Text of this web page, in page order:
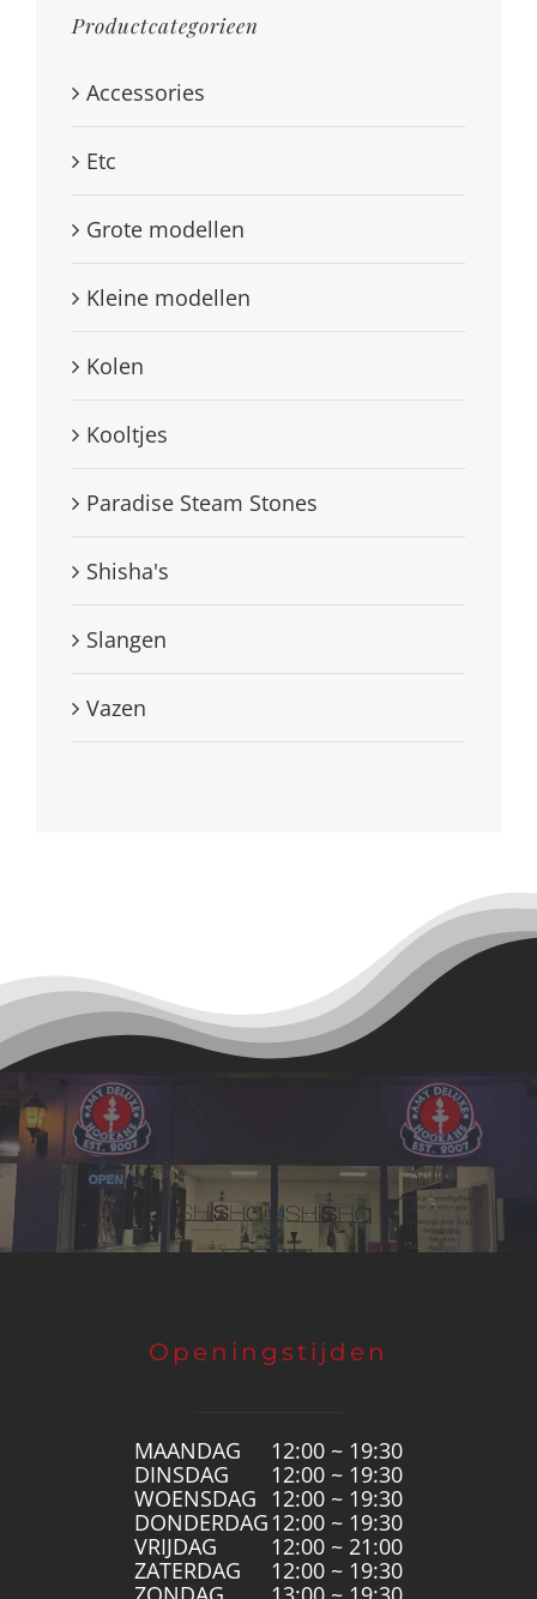
Productcategorieen
Accessories
Etc
Grote modellen
Kleine modellen
Kolen
Kooltjes
Paradise Steam Stones
Shisha's
Slangen
Vazen
Openingstijden
MAANDAG
12:00 ~ 19:30
DINSDAG
12:00 ~ 19:30
WOENSDAG
12:00 ~ 19:30
DONDERDAG 12:00 ~ 19:30
VRIJDAG
12:00 ~ 21:00
ZATERDAG
12:00 ~ 19:30